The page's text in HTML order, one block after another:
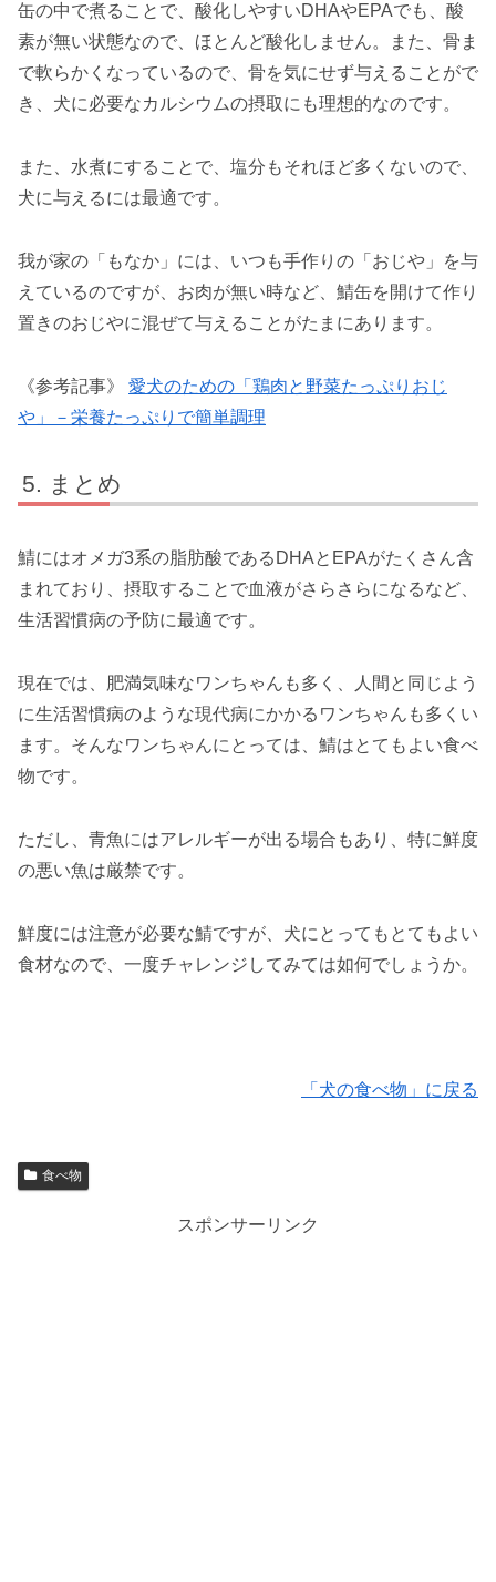
缶の中で煮ることで、酸化しやすいDHAやEPAでも、酸
素が無い状態なので、ほとんど酸化しません。また、骨ま
で軟らかくなっているので、骨を気にせず与えることがで
き、犬に必要なカルシウムの摂取にも理想的なのです。
また、水煮にすることで、塩分もそれほど多くないので、
犬に与えるには最適です。
我が家の「もなか」には、いつも手作りの「おじや」を与
えているのですが、お肉が無い時など、鯖缶を開けて作り
置きのおじやに混ぜて与えることがたまにあります。
《参考記事》 愛犬のための「鶏肉と野菜たっぷりおじ
や」－栄養たっぷりで簡単調理
まとめ
鯖にはオメガ3系の脂肪酸であるDHAとEPAがたくさん含
まれており、摂取することで血液がさらさらになるなど、
生活習慣病の予防に最適です。
現在では、肥満気味なワンちゃんも多く、人間と同じよう
に生活習慣病のような現代病にかかるワンちゃんも多くい
ます。そんなワンちゃんにとっては、鯖はとてもよい食べ
物です。
ただし、青魚にはアレルギーが出る場合もあり、特に鮮度
の悪い魚は厳禁です。
鮮度には注意が必要な鯖ですが、犬にとってもとてもよい
食材なので、一度チャレンジしてみては如何でしょうか。
「犬の食べ物」に戻る
食べ物
スポンサーリンク